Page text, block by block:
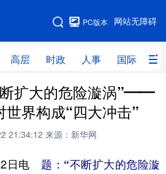
网站无障碍
PC版本
高层 时政 人事 国际 财
网站地图
时政 人事
网评 港澳
量子 体育
断扩大的危险漩涡”——
世界构成“四大冲击”
21:34:12 来源：新华网
日电 题：“不断扩大的危险漩